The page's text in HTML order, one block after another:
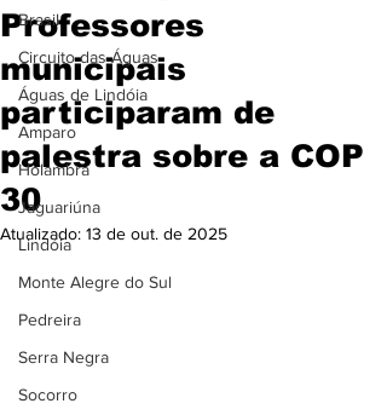
Brasil
Circuito das Águas
Águas de Lindóia
Amparo
Holambra
Jaguariúna
Lindóia
Monte Alegre do Sul
Pedreira
Serra Negra
Socorro
Professores
municipais
participaram de
palestra sobre a COP
30
Atualizado: 13 de out. de 2025